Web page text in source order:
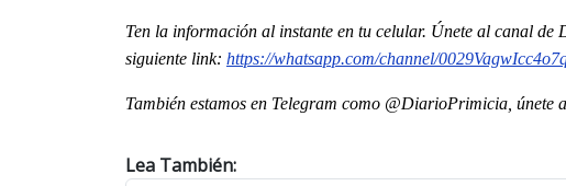
Ten la información al instante en tu celular. Únete al canal de
siguiente link: https://whatsapp.com/channel/
También estamos en Telegram como @DiarioPrimicia, únete
Lea También: